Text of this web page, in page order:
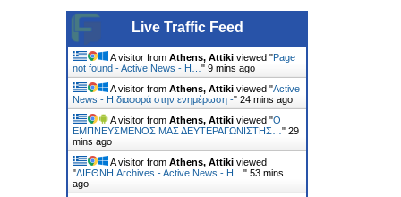
Live Traffic Feed
A visitor from Athens, Attiki viewed "Page
not found - Active News - Η… " 9 mins ago
A visitor from Athens, Attiki viewed "Active
News - Η διαφορά στην ενημέρωση -" 24 mins ago
A visitor from Athens, Attiki viewed "Ο
ΕΜΠΝΕΥΣΜΕΝΟΣ ΜΑΣ ΔΕΥΤΕΡΑΓΩΝΙΣΤΗΣ… " 29
mins ago
A visitor from Athens, Attiki viewed
"ΔΙΕΘΝΗ Archives - Active News - Η… " 53 mins
ago